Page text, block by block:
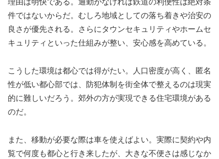
理由は明快である。通勤がなければ鉄道の利便性は絶対条
件ではないからだ。むしろ地域としての落ち着きや治安の
良さが優先される。さらにタウンセキュリティやホームセ
キュリティといった仕組みが整い、安心感を高めている。
こうした環境は都心では得がたい。人口密度が高く、匿名
性が低い都心部では、防犯体制を街全体で整えるのは現実
的に難しいだろう。郊外の方が実現できる住宅環境がある
のだ。
また、移動が必要な際は車を使えばよい。実際に契約や内
覧で何度も都心と行き来したが、大きな不便さは感じなか